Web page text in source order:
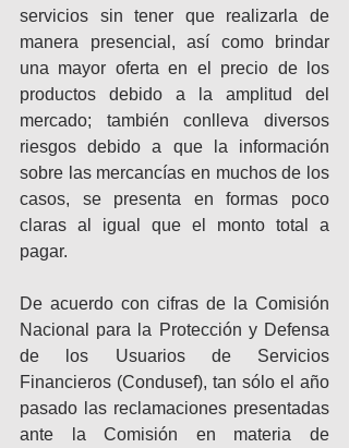
servicios sin tener que realizarla de
manera presencial, así como brindar
una mayor oferta en el precio de los
productos debido a la amplitud del
mercado; también conlleva diversos
riesgos debido a que la información
sobre las mercancías en muchos de los
casos, se presenta en formas poco
claras al igual que el monto total a
pagar.
De acuerdo con cifras de la Comisión
Nacional para la Protección y Defensa
de los Usuarios de Servicios
Financieros (Condusef), tan sólo el año
pasado las reclamaciones presentadas
ante la Comisión en materia de